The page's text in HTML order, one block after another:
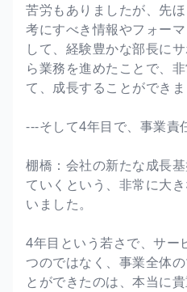
苦労もありましたが、先
考にすべき情報やフォー
して、経験豊かな部長に
ら業務を進めたことで、
て、成長することができま
---そして4年目で、事業責
棚橋：会社の新たな成長
ていくという、非常に大
いました。
4年目という若さで、サー
つのではなく、事業全体
とができたのは、本当に貴